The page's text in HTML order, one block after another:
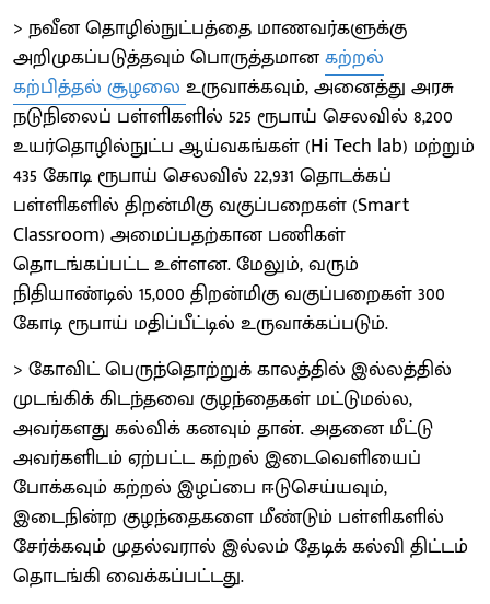
> நவீன தொழில்நுட்பத்தை மாணவர்களுக்கு
அறிமுகப்படுத்தவும் பொருத்தமானகற்றல்
கற்பித்தல் சூழலை உருவாக்கவும், அனைத்து அரசு
நடுநிலைப் பள்ளிகளில் 525 ரூபாய் செலவில் 8,200
உயர்தொழில்நுட்ப ஆய்வகங்கள் (Hi Tech lab) மற்றும்
435 கோடி ரூபாய் செலவில் 22,931 தொடக்கப்
பள்ளிகளில் திறன்மிகு வகுப்பறைகள் (Smart
Classroom) அமைப்பதற்கான பணிகள்
தொடங்கப்பட்ட உள்ளன. மேலும், வரும்
நிதியாண்டில் 15,000 திறன்மிகு வகுப்பறைகள் 300
கோடி ரூபாய் மதிப்பீட்டில் உருவாக்கப்படும்.
> கோவிட் பெருந்தொற்றுக் காலத்தில் இல்லத்தில்
முடங்கிக் கிடந்தவை குழந்தைகள் மட்டுமல்ல,
அவர்களது கல்விக் கனவும் தான். அதனை மீட்டு
அவர்களிடம் ஏற்பட்ட கற்றல் இடைவெளியைப்
போக்கவும் கற்றல் இழப்பை ஈடுசெய்யவும்,
இடைநின்ற குழந்தைகளை மீண்டும் பள்ளிகளில்
சேர்க்கவும் முதல்வரால் இல்லம் தேடிக் கல்வி திட்டம்
தொடங்கி வைக்கப்பட்டது.